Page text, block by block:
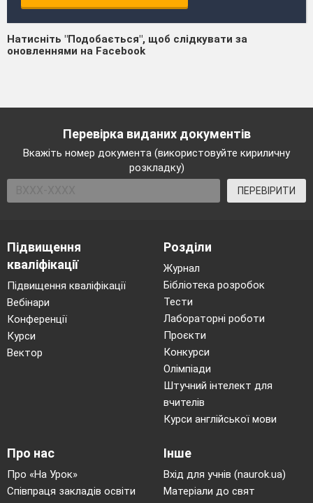
Натисніть "Подобається", щоб слідкувати за
оновленнями на Facebook
Перевірка виданих документів
Вкажіть номер документа (використовуйте кириличну
розкладку)
ПЕРЕВІРИТИ
Підвищення
кваліфікації
Підвищення кваліфікації
Вебінари
Конференції
Курси
Вектор
Розділи
Журнал
Бібліотека розробок
Тести
Лабораторні роботи
Проєкти
Конкурси
Олімпіади
Штучний інтелект для
вчителів
Курси англійської мови
Про нас
Про «На Урок»
Співпраця закладів освіти
Інше
Вхід для учнів (naurok.ua)
Матеріали до свят